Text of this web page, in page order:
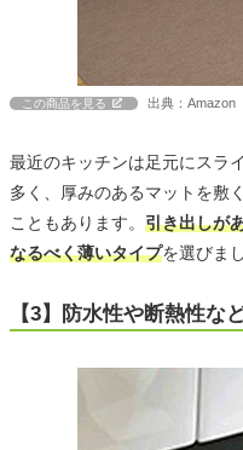
この商品を見る 出典：Amazon
最近のキッチンは足元にスラ
多く、厚みのあるマットを敷
こともあります。 引き出しが
なるべく薄いタイプを選びま
【3】防水性や断熱性な